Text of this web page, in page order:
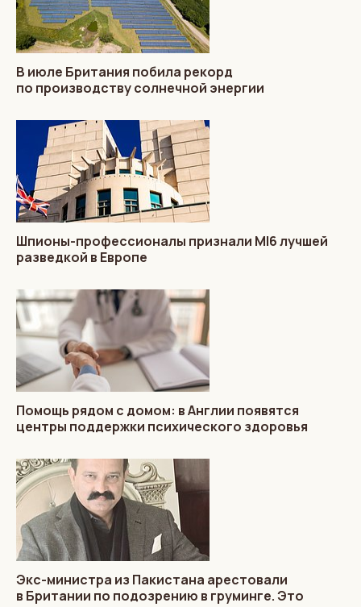
В июле Британия побила рекорд
по производству солнечной энергии
Шпионы-профессионалы признали MI6 лучшей
разведкой в Европе
Помощь рядом с домом: в Англии появятся
центры поддержки психического здоровья
Экс-министра из Пакистана арестовали
в Британии по подозрению в груминге. Это